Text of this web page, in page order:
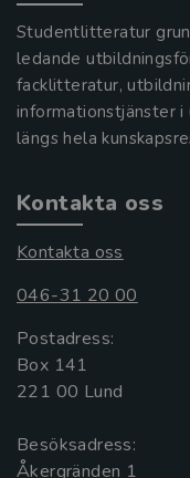
Studentlitteratur
ledande
facklitteratur,
informationstjänster
längs hela
Kontakta oss
Kontakta oss
046-31 20 00
Postadress:
Box 141
221 00 Lund
Besöksadress:
Åkergränden 1